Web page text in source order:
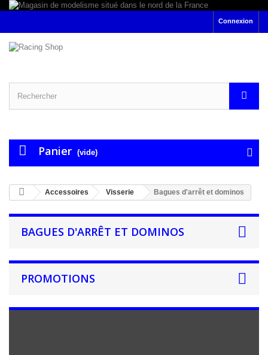
Connexion
Panier (vide)
Accessoires Visserie Bagues d'arrêt et dominos
BAGUES D'ARRÊT ET DOMINOS
PROMOTIONS